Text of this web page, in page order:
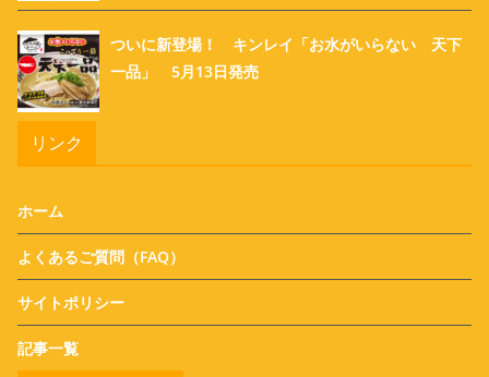
ついに新登場！ キンレイ「お水がいらない 天下
一品」 5月13日発売
リンク
ホーム
よくあるご質問（FAQ）
サイトポリシー
記事一覧